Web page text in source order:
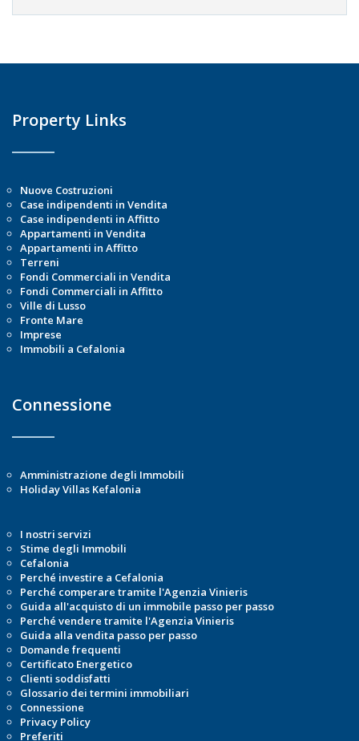
Property Links
Nuove Costruzioni
Case indipendenti in Vendita
Case indipendenti in Affitto
Appartamenti in Vendita
Appartamenti in Affitto
Terreni
Fondi Commerciali in Vendita
Fondi Commerciali in Affitto
Ville di Lusso
Fronte Mare
Imprese
Immobili a Cefalonia
Connessione
Amministrazione degli Immobili
Holiday Villas Kefalonia
I nostri servizi
Stime degli Immobili
Cefalonia
Perché investire a Cefalonia
Perché comperare tramite l'Agenzia Vinieris
Guida all'acquisto di un immobile passo per passo
Perché vendere tramite l'Agenzia Vinieris
Guida alla vendita passo per passo
Domande frequenti
Certificato Energetico
Clienti soddisfatti
Glossario dei termini immobiliari
Connessione
Privacy Policy
Preferiti